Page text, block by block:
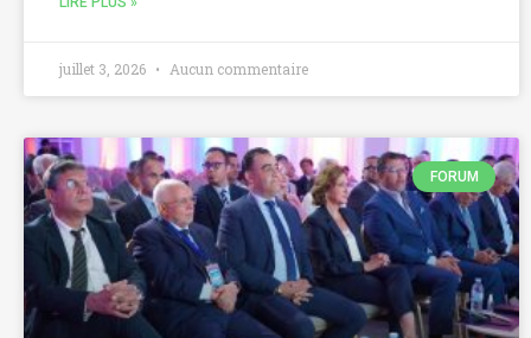
juillet 3, 2026 Aucun commentaire
FORUM